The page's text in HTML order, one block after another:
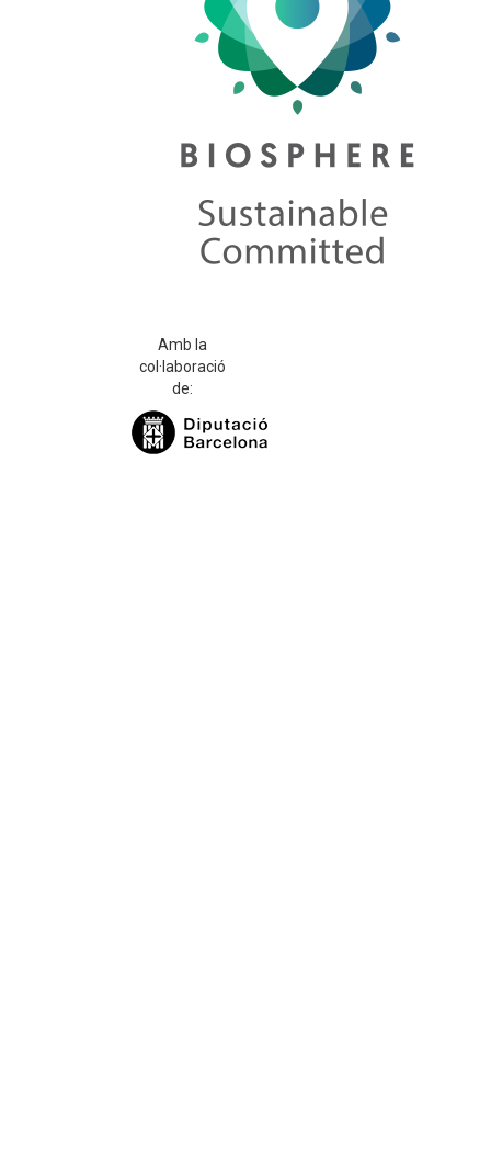
Amb la
col·laboració
de: